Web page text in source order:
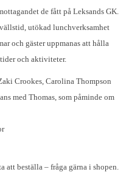
de fått på Leksands GK.
utökad lunchverksamhet
och gäster uppmanas att hålla
och aktiviteter.
Crookes, Carolina Thompson
med Thomas, som påminde om
att beställa – fråga gärna i shopen.